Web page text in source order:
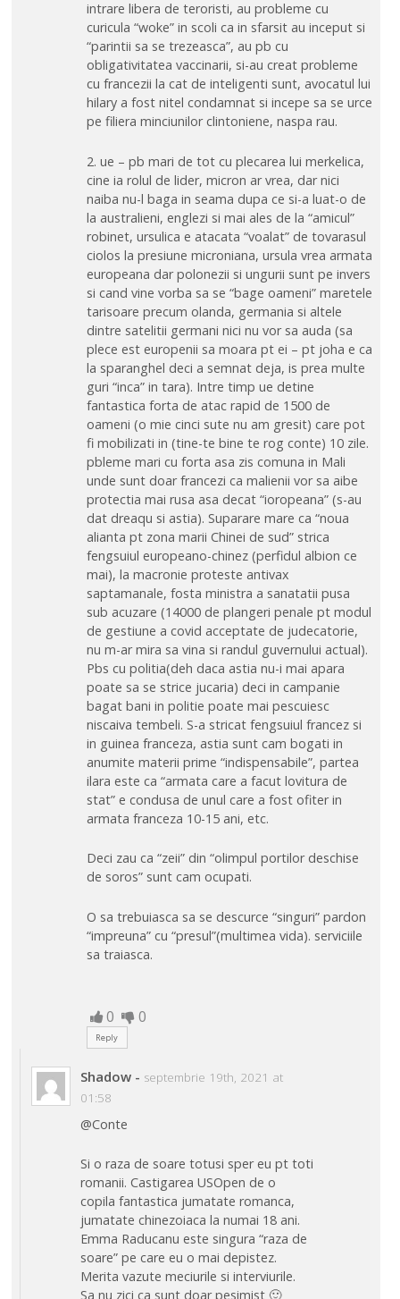
intrare libera de teroristi, au probleme cu
curicula “woke” in scoli ca in sfarsit au inceput si
“parintii sa se trezeasca”, au pb cu
obligativitatea vaccinarii, si-au creat probleme
cu francezii la cat de inteligenti sunt, avocatul lui
hilary a fost nitel condamnat si incepe sa se urce
pe filiera minciunilor clintoniene, naspa rau.
2. ue – pb mari de tot cu plecarea lui merkelica,
cine ia rolul de lider, micron ar vrea, dar nici
naiba nu-l baga in seama dupa ce si-a luat-o de
la australieni, englezi si mai ales de la “amicul”
robinet, ursulica e atacata “voalat” de tovarasul
ciolos la presiune microniana, ursula vrea armata
europeana dar polonezii si ungurii sunt pe invers
si cand vine vorba sa se “bage oameni” maretele
tarisoare precum olanda, germania si altele
dintre satelitii germani nici nu vor sa auda (sa
plece est europenii sa moara pt ei – pt joha e ca
la sparanghel deci a semnat deja, is prea multe
guri “inca” in tara). Intre timp ue detine
fantastica forta de atac rapid de 1500 de
oameni (o mie cinci sute nu am gresit) care pot
fi mobilizati in (tine-te bine te rog conte) 10 zile.
pbleme mari cu forta asa zis comuna in Mali
unde sunt doar francezi ca malienii vor sa aibe
protectia mai rusa asa decat “ioropeana” (s-au
dat dreaqu si astia). Suparare mare ca “noua
alianta pt zona marii Chinei de sud” strica
fengsuiul europeano-chinez (perfidul albion ce
mai), la macronie proteste antivax
saptamanale, fosta ministra a sanatatii pusa
sub acuzare (14000 de plangeri penale pt modul
de gestiune a covid acceptate de judecatorie,
nu m-ar mira sa vina si randul guvernului actual).
Pbs cu politia(deh daca astia nu-i mai apara
poate sa se strice jucaria) deci in campanie
bagat bani in politie poate mai pescuiesc
niscaiva tembeli. S-a stricat fengsuiul francez si
in guinea franceza, astia sunt cam bogati in
anumite materii prime “indispensabile”, partea
ilara este ca “armata care a facut lovitura de
stat” e condusa de unul care a fost ofiter in
armata franceza 10-15 ani, etc.
Deci zau ca “zeii” din “olimpul portilor deschise
de soros” sunt cam ocupati.
O sa trebuiasca sa se descurce “singuri” pardon
“impreuna” cu “presul”(multimea vida). serviciile
sa traiasca.
0 0
Reply
Shadow - septembrie 19th, 2021 at
01:58
@Conte
Si o raza de soare totusi sper eu pt toti
romanii. Castigarea USOpen de o
copila fantastica jumatate romanca,
jumatate chinezoiaca la numai 18 ani.
Emma Raducanu este singura “raza de
soare” pe care eu o mai depistez.
Merita vazute meciurile si interviurile.
Sa nu zici ca sunt doar pesimist 🙂